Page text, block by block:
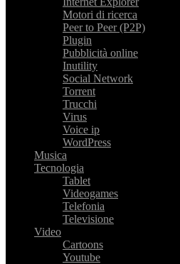
Motori di ricerca
Peer to Peer (P2P)
Plugin
Pubblicità online
Inutility
Social Network
Torrent
Trucchi
Virus
Voice ip
WordPress
Musica
Tecnologia
Tablet
Videogames
Telefonia
Televisione
Video
Cartoons
Youtube